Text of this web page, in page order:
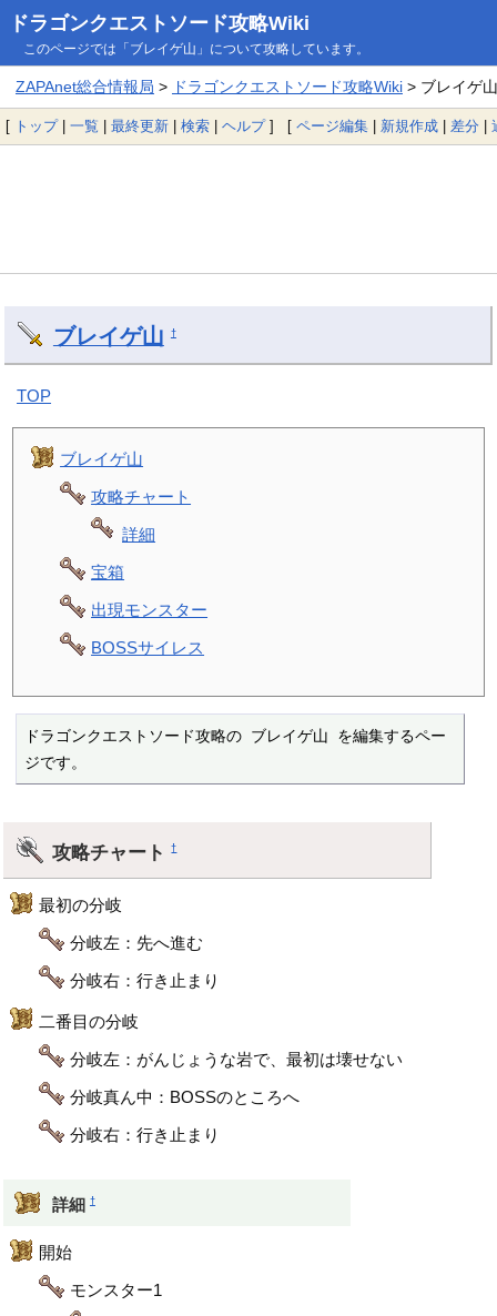
ドラゴンクエストソード攻略Wiki
このページでは「ブレイゲ山」について攻略しています。
ZAPAnet総合情報局 > ドラゴンクエストソード攻略Wiki> ブレイゲ山
[ トップ| 一覧 | 最終更新 | 検索 | ヘルプ] [ ページ編集 | 新規作成 | 差分 |
ブレイゲ山 †
TOP
ブレイゲ山
攻略チャート
詳細
宝箱
出現モンスター
BOSSサイレス
ドラゴンクエストソード攻略の ブレイゲ山 を編集するペー
ジです。
攻略チャート†
最初の分岐
分岐左：先へ進む
分岐右：行き止まり
二番目の分岐
分岐左：がんじょうな岩で、最初は壊せない
分岐真ん中：BOSSのところへ
分岐右：行き止まり
詳細 †
開始
モンスター1